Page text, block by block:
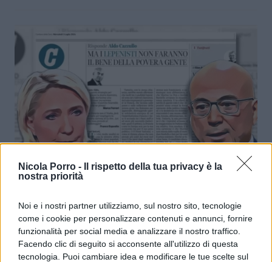
Nicola Porro -
Il rispetto della tua privacy è la
nostra priorità
Noi e i nostri partner utilizziamo, sul nostro sito, tecnologie
come i cookie per personalizzare contenuti e annunci, fornire
funzionalità per social media e analizzare il nostro traffico.
Facendo clic di seguito si acconsente all'utilizzo di questa
tecnologia. Puoi cambiare idea e modificare le tue scelte sul
Maga Magò Cazzullo e i cialtroni in
Francia
diGiuseppe De Lorenzo
3 Luglio 2024, 19:30